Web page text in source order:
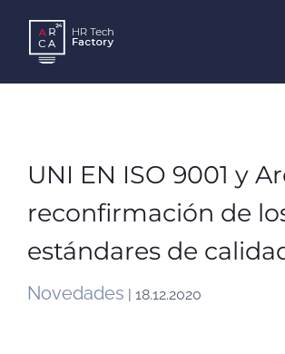
content
UNI EN ISO 9001 y
reconfirmación de
estándares de
Novedades | 18.12.2020